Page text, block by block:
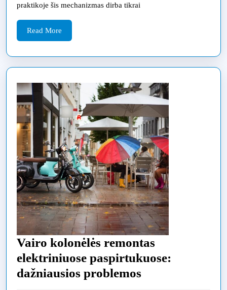
hidraulinis
praktikoje šis mechanizmas dirba tikrai
Read More
More
Vairo kolonėlės remontas
elektriniuose paspirtukuose:
dažniausios problemos